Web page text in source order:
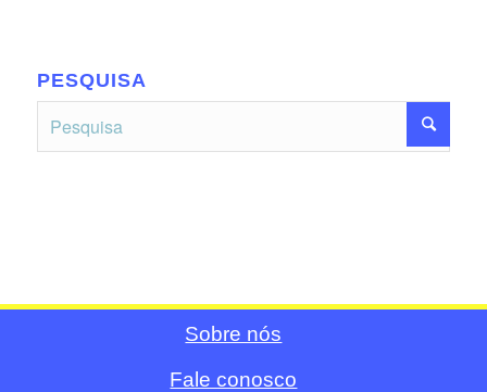
PESQUISA
Sobre nós
Fale conosco